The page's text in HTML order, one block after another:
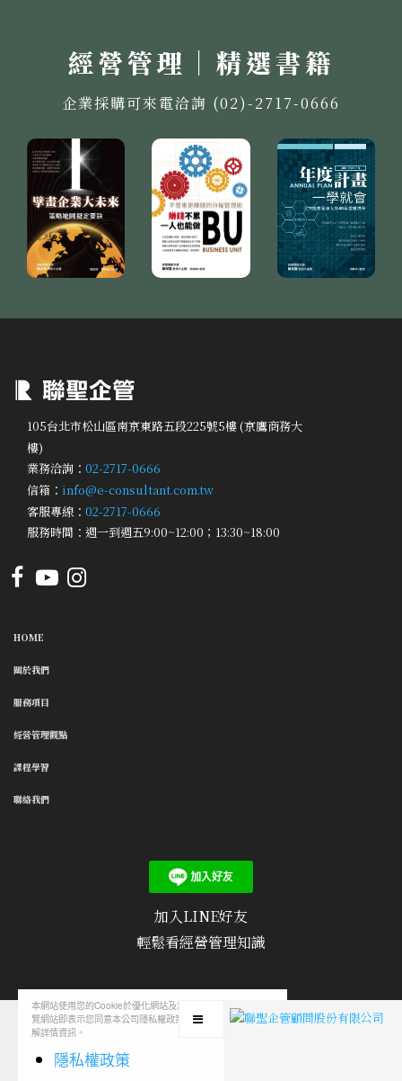
本網站使用您的Cookie於優化網站及您的瀏覽經驗，繼續瀏
覽網站即表示您同意本公司隱私權政策，您可至隱私權政策了
解詳情資訊。
隱私權政策
經營管理｜精選書籍
企業採購可來電洽詢 (02)-2717-0666
105台北市松山區南京東路五段225號5樓 (京鷹商務大
樓)
業務洽詢： 02-2717-0666
信箱： info@e-consultant.com.tw
客服專線： 02-2717-0666
服務時間：週一到週五9:00~12:00；13:30~18:00
HOME
關於我們
服務項目
經營管理觀點
課程學習
聯絡我們
加入LINE好友
輕鬆看經營管理知識
隱私權政策/使用條款 聯絡我們/ 文章投稿